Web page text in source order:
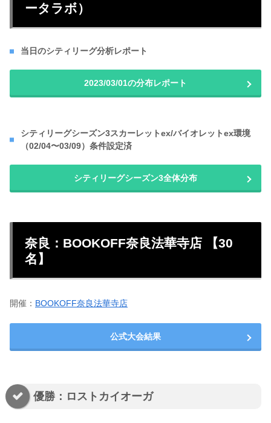
ータラボ）
当日のシティリーグ分析レポート
2023/03/01の分布レポート
シティリーグシーズン3スカーレットex/バイオレットex環境
（02/04〜03/09）条件設定済
シティリーグシーズン3全体分布
奈良：BOOKOFF奈良法華寺店 【30
名】
開催： BOOKOFF奈良法華寺店
公式大会結果
優勝：ロストカイオーガ